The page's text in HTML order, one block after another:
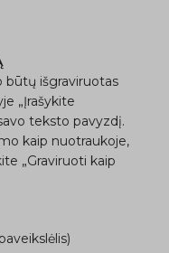
būtų išgraviruotas
„Įrašykite
teksto pavyzdį.
kaip nuotraukoje,
„Graviruoti kaip